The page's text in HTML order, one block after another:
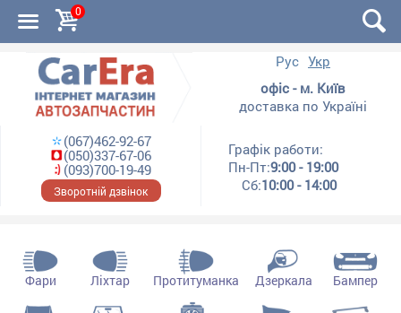
0
Рус Укр
офіс - м. Київ
доставка по Україні
(067)462-92-67
(050)337-67-06
(093)700-19-49
Зворотній дзвінок
Графік работи:
Пн-Пт:9:00 - 19:00
Сб:10:00 - 14:00
Фари Ліхтар Протитуманка Дзеркала Бампер